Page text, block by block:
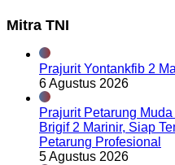
Mitra TNI
Prajurit Yontankfib 2
6 Agustus 2026
Prajurit Petarung
Brigif 2 Marinir, Siap
Petarung Profesional
5 Agustus 2026